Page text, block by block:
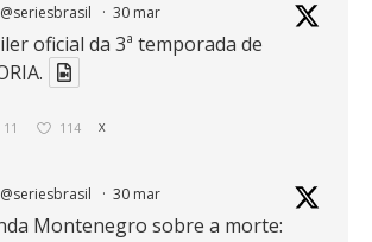
@seriesbrasil · 30 mar
oficial da 3ª temporada de
11 114 X
@seriesbrasil · 30 mar
Montenegro sobre a morte: